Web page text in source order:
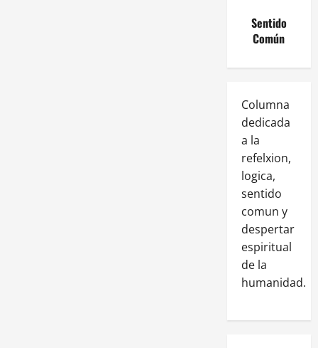
Sentido
Común
Columna
dedicada
a la
refelxion,
logica,
sentido
comun y
despertar
espiritual
de la
humanidad.